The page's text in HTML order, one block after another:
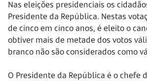
Nas eleições presidenciais os
Presidente da República. Nestas
de cinco em cinco anos, é eleito o
obtiver mais de metade dos votos
branco não são considerados como
O Presidente da República é o chefe